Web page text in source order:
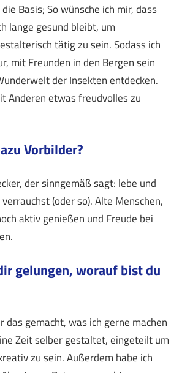
Basis; So wünsche ich mir, dass
lange gesund bleibt, um
tätig zu sein. Sodass ich
mit Freunden in den Bergen sein
der Insekten entdecken.
Anderen etwas freudvolles zu
Vorbilder?
der sinngemäß sagt: lebe und
(oder so). Alte Menschen,
aktiv genießen und Freude bei
gelungen, worauf bist du
das gemacht, was ich gerne machen
Zeit selber gestaltet, eingeteilt um
zu sein. Außerdem habe ich